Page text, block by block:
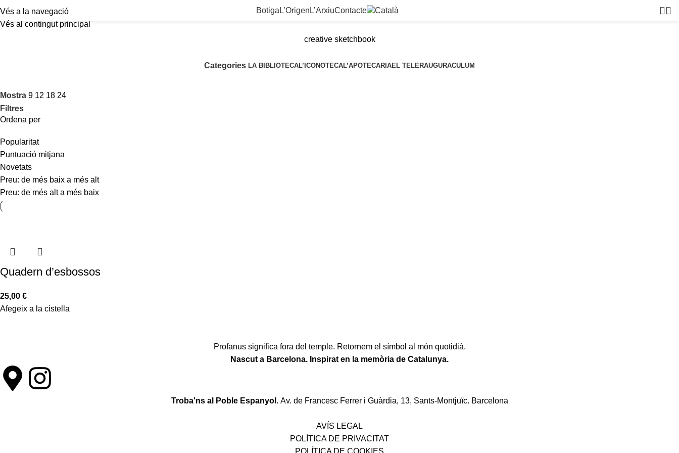
Vés a la navegació
Vés al contingut principal
Botiga L’Origen L’ArxiuContacte
creative sketchbook
Categories LA BIBLIOTECAL’ICONOTECAL’APOTECARIAEL TELERAUGURACULUM
Mostra 9 12 18 24
Filtres
Ordena per
Popularitat
Puntuació mitjana
Novetats
Preu: de més baix a més alt
Preu: de més alt a més baix
Quadern d’esbossos
25,00 €
Afegeix a la cistella
Profanus significa fora del temple. Retornem el símbol al món quotidià.
Nascut a Barcelona. Inspirat en la memòria de Catalunya.
Troba'ns al Poble Espanyol. Av. de Francesc Ferrer i Guàrdia, 13, Sants-Montjuïc. Barcelona
AVÍS LEGAL
POLÍTICA DE PRIVACITAT
POLÍTICA DE COOKIES